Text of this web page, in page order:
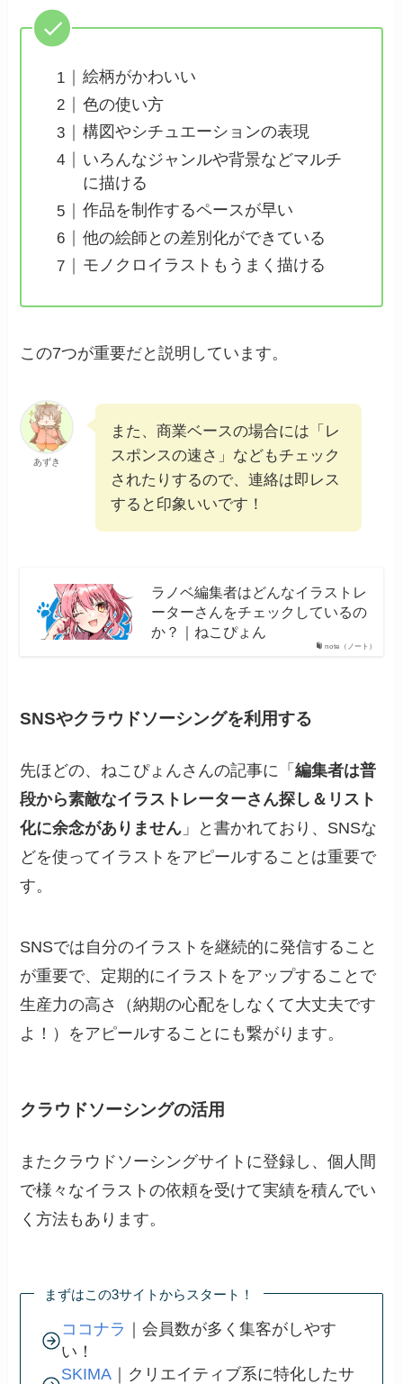
絵柄がかわいい
色の使い方
構図やシチュエーションの表現
いろんなジャンルや背景などマルチ
に描ける
作品を制作するペースが早い
他の絵師との差別化ができている
モノクロイラストもうまく描ける
この7つが重要だと説明しています。
あずき
また、商業ベースの場合には「レ
スポンスの速さ」などもチェック
されたりするので、連絡は即レス
すると印象いいです！
note（ノート）
ラノベ編集者はどんなイラストレ
ーターさんをチェックしているの
か？｜ねこぴょん
SNSやクラウドソーシングを利用する
先ほどの、ねこぴょんさんの記事に「編集者は普
段から素敵なイラストレーターさん探し＆リスト
化に余念がありません 」と書かれており、SNSな
どを使ってイラストをアピールすることは重要で
す。
SNSでは自分のイラストを継続的に発信すること
が重要で、定期的にイラストをアップすることで
生産力の高さ（納期の心配をしなくて大丈夫です
よ！）をアピールすることにも繋がります。
クラウドソーシングの活用
またクラウドソーシングサイトに登録し、個人間
で様々なイラストの依頼を受けて実績を積んでい
く方法もあります。
まずはこの3サイトからスタート！
ココナラ ｜会員数が多く集客がしやす
い！
SKIMA ｜クリエイティブ系に特化したサ